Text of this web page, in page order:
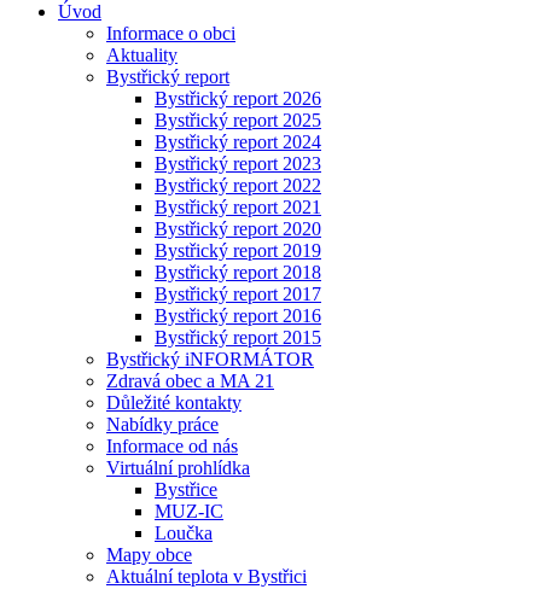
Úvod
Informace o obci
Aktuality
Bystřický report
Bystřický report 2026
Bystřický report 2025
Bystřický report 2024
Bystřický report 2023
Bystřický report 2022
Bystřický report 2021
Bystřický report 2020
Bystřický report 2019
Bystřický report 2018
Bystřický report 2017
Bystřický report 2016
Bystřický report 2015
Bystřický iNFORMÁTOR
Zdravá obec a MA 21
Důležité kontakty
Nabídky práce
Informace od nás
Virtuální prohlídka
Bystřice
MUZ-IC
Loučka
Mapy obce
Aktuální teplota v Bystřici